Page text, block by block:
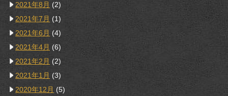
2021年8月 (2)
2021年7月 (1)
2021年6月 (4)
2021年4月 (6)
2021年2月 (2)
2021年1月 (3)
2020年12月 (5)